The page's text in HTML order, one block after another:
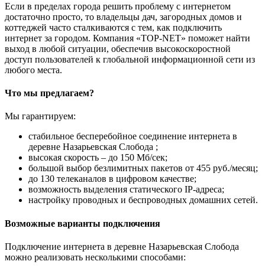
Если в пределах города решить проблему с интернетом
достаточно просто, то владельцы дач, загородных домов и
коттеджей часто сталкиваются с тем, как подключить
интернет за городом. Компания «TOP-NET» поможет найти
выход в любой ситуации, обеспечив высокоскоростной
доступ пользователей к глобальной информационной сети из
любого места.
Что мы предлагаем?
Мы гарантируем:
стабильное бесперебойное соединение интернета в
деревне Назарьевская Слобода ;
высокая скорость – до 150 Мб/сек;
большой выбор безлимитных пакетов от 455 руб./месяц;
до 130 телеканалов в цифровом качестве;
возможность выделения статического IP-адреса;
настройку проводных и беспроводных домашних сетей.
Возможные варианты подключения
Подключение интернета в деревне Назарьевская Слобода
можно реализовать несколькими способами: